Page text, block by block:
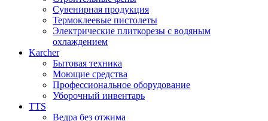
Сувенирная продукция
Термоклеевые пистолеты
Электрические плиткорезы с водяным
охлаждением
Karcher
Бытовая техника
Моющие средства
Профессиональное оборудование
Уборочный инвентарь
TTS
Ведра без отжима